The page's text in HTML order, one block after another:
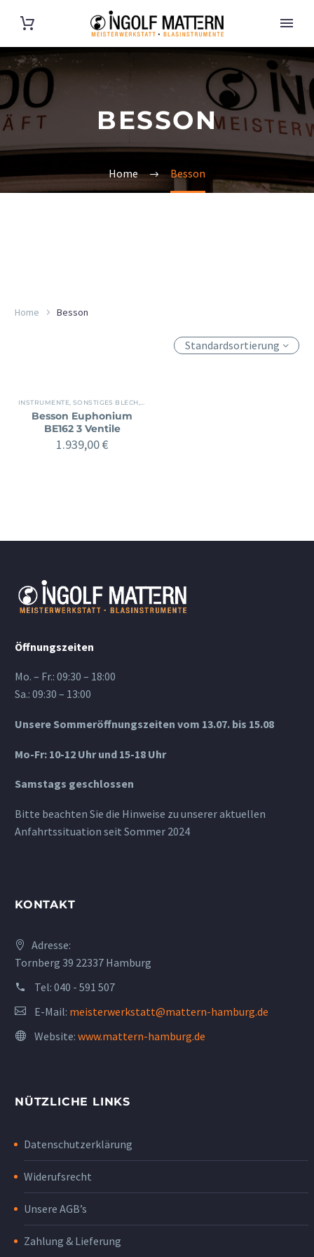
BESSON
Home Besson
Home Besson
Standardsortierung
INSTRUMENTE SONSTIGES BLECH
Besson Euphonium
BE162 3 Ventile
1.939,00€
Öffnungszeiten
Mo. – Fr.: 09:30 – 18:00
Sa.: 09:30 – 13:00
Unsere Sommeröffnungszeiten vom 13.07. bis 15.08
Mo-Fr: 10-12 Uhr und 15-18 Uhr
Samstags geschlossen
Bitte beachten Sie die Hinweise zu unserer aktuellen
Anfahrtssituation seit Sommer 2024
KONTAKT
Adresse:
Tornberg 39 22337 Hamburg
Tel: 040 - 591 507
E-Mail: meisterwerkstatt@mattern-hamburg.de
Website: www.mattern-hamburg.de
NÜTZLICHE LINKS
Datenschutzerklärung
Widerufsrecht
Unsere AGB’s
Zahlung & Lieferung